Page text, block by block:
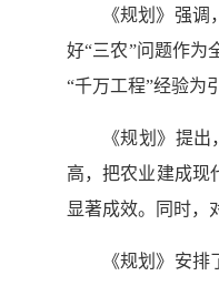
《规划》强
好“三农”问题作为
“千万工程”经验为
《规划》提
高，把农业建成现
显著成效。同时，
《规划》安